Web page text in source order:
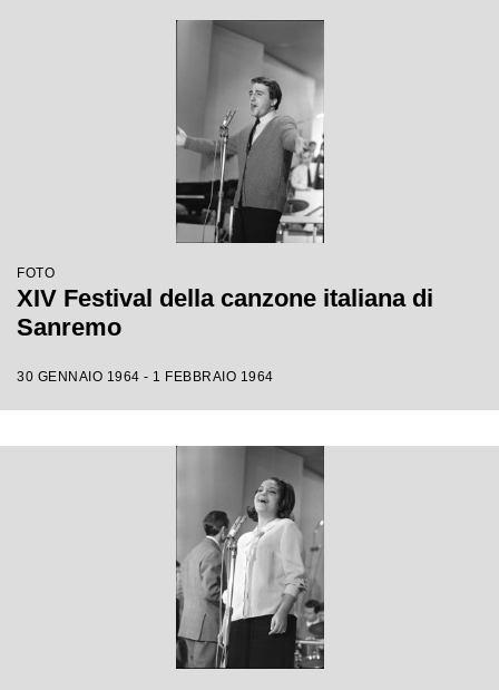
FOTO
XIV Festival della canzone italiana di
Sanremo
30 GENNAIO 1964 - 1 FEBBRAIO 1964